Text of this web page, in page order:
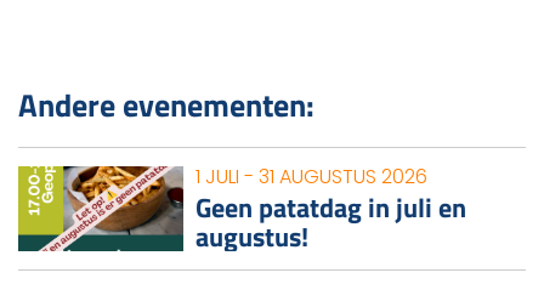
Andere evenementen:
1 JULI - 31 AUGUSTUS 2026
Geen patatdag in juli en
augustus!